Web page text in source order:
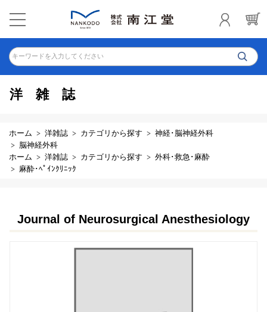
キーワードを入力してください
洋雑誌
ホーム 洋雑誌 カテゴリから探す
神経･脳神経外科
脳神経外科
ホーム
洋雑誌 カテゴリから探す
外科･救急･麻酔
麻酔･ﾍﾟｲﾝｸﾘﾆｯｸ
Journal of Neurosurgical Anesthesiology